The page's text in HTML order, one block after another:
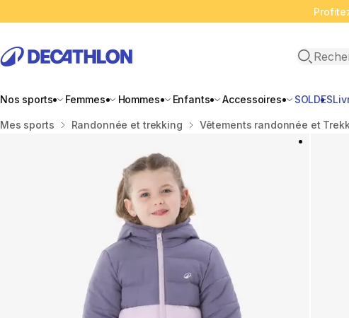
Open
Nos sports Femmes Hommes Enfants Accessoires SOLDES
Accueil
Mes sports Randonnée et trekking Vêtements randonnée et